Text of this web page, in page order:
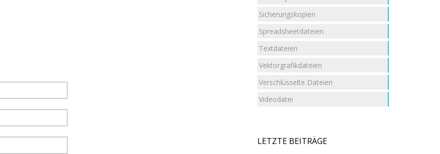
Sicherungskopien
Spreadsheetdateien
Textdateien
Vektorgrafikdateien
Verschlüsselte Dateien
Videodatei
LETZTE BEITRÄGE